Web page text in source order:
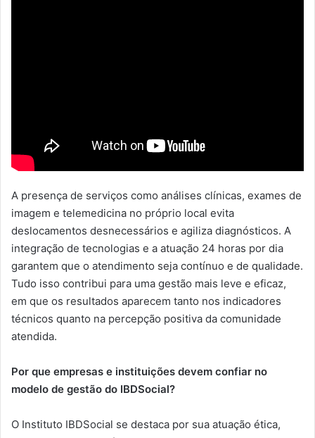
A presença de serviços como análises clínicas, exames de
imagem e telemedicina no próprio local evita
deslocamentos desnecessários e agiliza diagnósticos. A
integração de tecnologias e a atuação 24 horas por dia
garantem que o atendimento seja contínuo e de qualidade.
Tudo isso contribui para uma gestão mais leve e eficaz,
em que os resultados aparecem tanto nos indicadores
técnicos quanto na percepção positiva da comunidade
atendida.
Por que empresas e instituições devem confiar no
modelo de gestão do IBDSocial?
O Instituto IBDSocial se destaca por sua atuação ética,